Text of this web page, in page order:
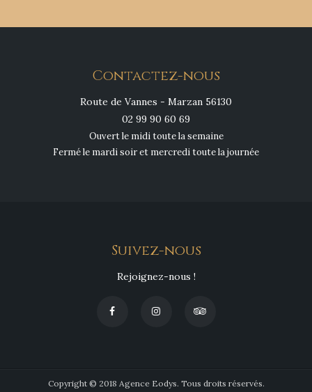
Contactez-nous
Route de Vannes - Marzan 56130
02 99 90 60 69
Ouvert le midi toute la semaine
Fermé le mardi soir et mercredi toute la journée
Suivez-nous
Rejoignez-nous !
Copyright © 2018 Agence Eodys. Tous droits réservés.